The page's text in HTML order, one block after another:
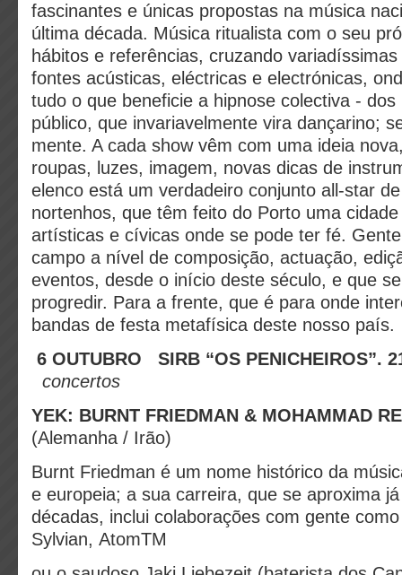
fascinantes e únicas propostas na música
última década. Música ritualista com o seu
hábitos e referências, cruzando
fontes acústicas, eléctricas e electrónicas,
tudo o que beneficie a hipnose colectiva - dos
público, que invariavelmente vira dançarino;
mente. A cada show vêm com uma ideia
roupas, luzes, imagem, novas dicas de
elenco está um verdadeiro conjunto all-star
nortenhos, que têm feito do Porto uma
artísticas e cívicas onde se pode ter fé.
campo a nível de composição, actuação,
eventos, desde o início deste século, e que
progredir. Para a frente, que é para onde
bandas de festa metafísica deste nosso país.
6 OUTUBRO
SIRB “OS
concertos
YEK: BURNT FRIEDMAN & MOHAMMAD
(Alemanha / Irão)
Burnt Friedman é um nome histórico da
e europeia; a sua carreira, que se aproxima
décadas, inclui colaborações com gente
Sylvian, AtomTM